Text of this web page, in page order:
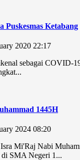
Puskesmas Ketabang
2020 22:17
sebagai COVID-
1445H
2024 08:20
Mi'Raj Nabi
di SMA Negeri 1...